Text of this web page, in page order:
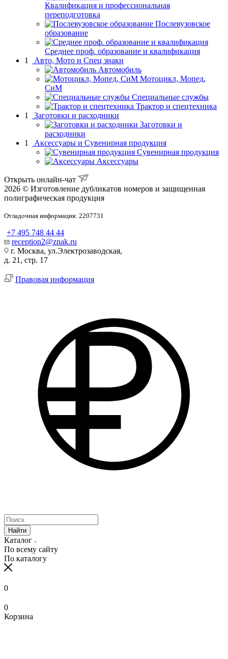
Квалификация и профессиональная
переподготовка
Послевузовское
образование
Среднее проф. образование и квалификация
1
Авто, Мото и Спец знаки
Автомобиль
Мотоцикл, Мопед,
СиМ
Специальные службы
Трактор и спецтехника
1
Заготовки и расходники
Заготовки и
расходники
1
Аксессуары и Сувенирная продукция
Сувенирная продукция
Аксессуары
Открыть онлайн-чат
2026 © Изготовление дубликатов номеров и защищенная
полиграфическая продукция
Отладочная информация: 2207731
+7 495 748 44 44
reception2@znak.ru
г. Москва, ул.Электрозаводская,
д. 21, стр. 17
Правовая информация
Найти
Каталог
По всему сайту
По каталогу
0
0
Корзина